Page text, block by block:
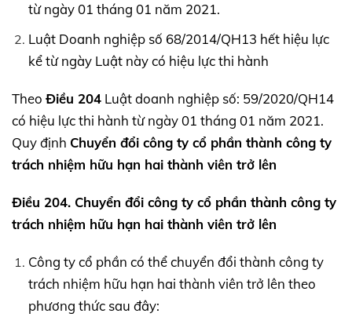
từ ngày 01 tháng 01 năm 2021.
Luật Doanh nghiệp số 68/2014/QH13 hết hiệu lực
kể từ ngày Luật này có hiệu lực thi hành
Theo Điều 204 Luật doanh nghiệp số: 59/2020/QH14
có hiệu lực thi hành từ ngày 01 tháng 01 năm 2021.
Quy định Chuyển đổi công ty cổ phần thành công ty
trách nhiệm hữu hạn hai thành viên trở lên
Điều 204. Chuyển đổi công ty cổ phần thành công ty
trách nhiệm hữu hạn hai thành viên trở lên
Công ty cổ phần có thể chuyển đổi thành công ty
trách nhiệm hữu hạn hai thành viên trở lên theo
phương thức sau đây: